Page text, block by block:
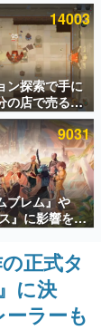
“殿堂入り”記
ピソードをお
？を探ってい
〈試験問題〉
リエイター達
きます。
し、ゲームが
影響を探る企
14003
ン探索で手に
の店で売るゲ
』がSteam
続編
の9月2日正
したキャンペ
9031
ブレム』や
』に影響を受
『Beaten
売へ。
、Xbox、
ース予定
正式タ
に決
ラーも